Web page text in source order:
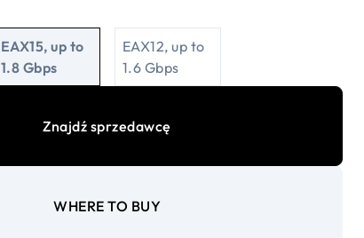
EAX15, up to
1.8 Gbps
EAX12, up to
1.6 Gbps
Znajdź sprzedawcę
WHERE TO BUY